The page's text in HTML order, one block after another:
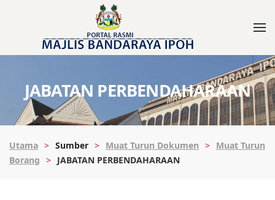
JABATAN PERBENDAHARAAN
Utama Sumber Muat Turun Dokumen
Muat Turun
Borang
JABATAN PERBENDAHARAAN